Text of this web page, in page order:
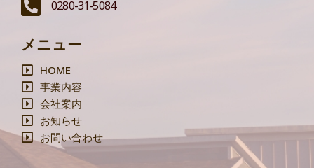
0280-31-5084
メニュー
HOME
事業内容
会社案内
お知らせ
お問い合わせ